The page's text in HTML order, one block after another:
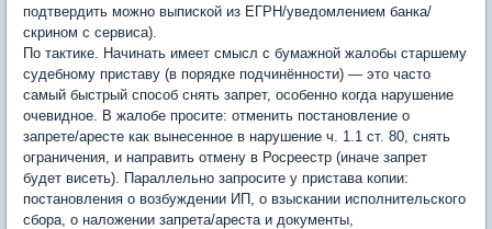
подтвердить можно выпиской из ЕГРН/уведомлением банка/
скрином с сервиса).
По тактике. Начинать имеет смысл с бумажной жалобы старшему
судебному приставу (в порядке подчинённости) — это часто
самый быстрый способ снять запрет, особенно когда нарушение
очевидное. В жалобе просите: отменить постановление о
запрете/аресте как вынесенное в нарушение ч. 1.1 ст. 80, снять
ограничения, и направить отмену в Росреестр (иначе запрет
будет висеть). Параллельно запросите у пристава копии:
постановления о возбуждении ИП, о взыскании исполнительского
сбора, о наложении запрета/ареста и документы,